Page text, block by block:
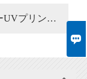

シリンダーUVプリンター